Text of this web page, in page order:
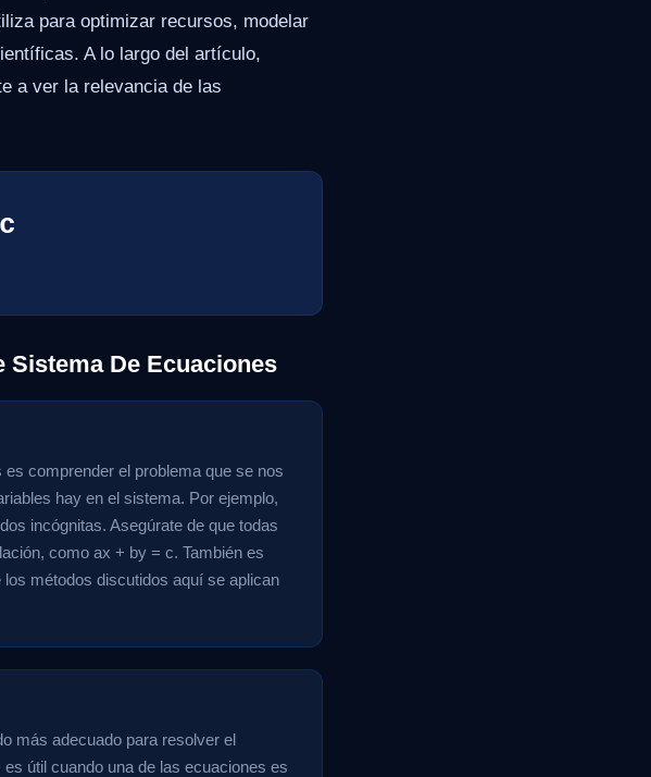
para optimizar recursos, modelar
A lo largo del artículo,
a ver la relevancia de las
Sistema De Ecuaciones
comprender el problema que se nos
hay en el sistema. Por ejemplo,
incógnitas. Asegúrate de que todas
como ax + by = c. También es
métodos discutidos aquí se aplican
más adecuado para resolver el
útil cuando una de las ecuaciones es